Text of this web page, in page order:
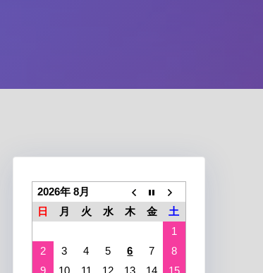
2026年 8月
日
月 火 水 木 金
土
1
2
3 4 5 6 7
8